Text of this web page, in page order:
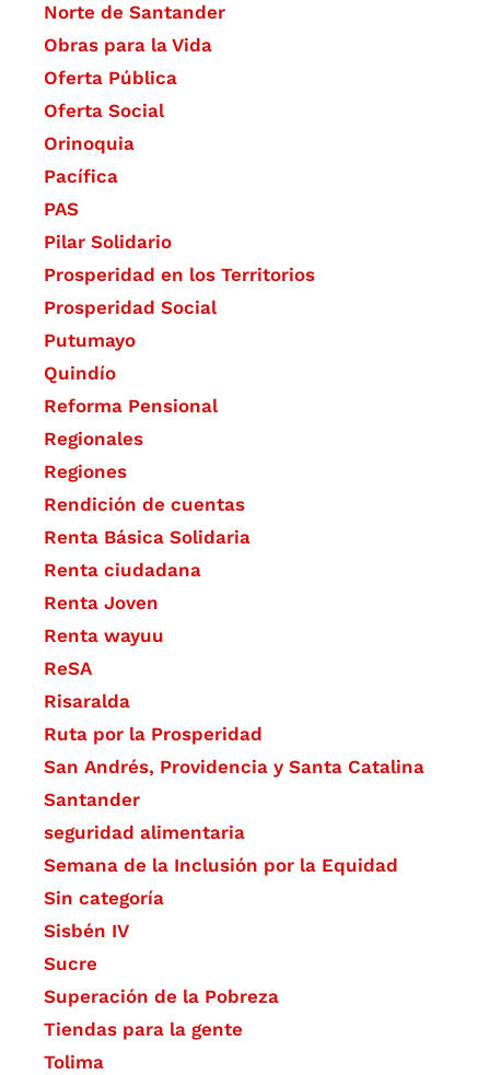
Norte de Santander
Obras para la Vida
Oferta Pública
Oferta Social​​
Orinoquia
Pacífica
PAS
Pilar Solidario
Prosperidad en los Territorios
Prosperidad Social
Putumayo
Quindío
Reforma Pensional
Regionales
Regiones
Rendición de cuentas
Renta Básica Solidaria
Renta ciudadana
Renta Joven
Renta wayuu
ReSA
Risaralda
Ruta por la Prosperidad
San Andrés, Providencia y Santa Catalina
Santander
seguridad alimentaria
Semana de la Inclusión por la Equidad
Sin categoría
Sisbén IV
Sucre
Superación de la Pobreza
Tiendas para la gente
Tolima